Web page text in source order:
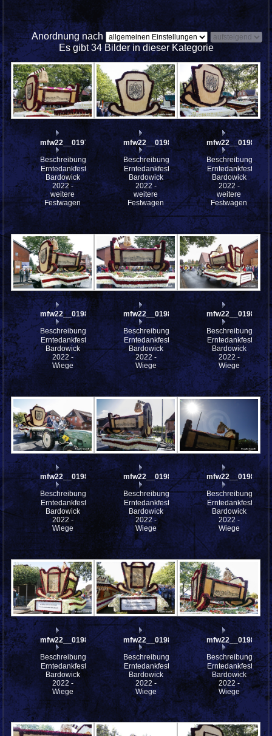
Anordnung nach
Es gibt 34 Bilder in dieser Kategorie
mfw22__0197929
Beschreibung:
Erntedankfest
Bardowick
2022 -
weitere
Festwagen
mfw22__0198173
Beschreibung:
Erntedankfest
Bardowick
2022 -
weitere
Festwagen
mfw22__0198171
Beschreibung:
Erntedankfest
Bardowick
2022 -
weitere
Festwagen
mfw22__0198409
Beschreibung:
Erntedankfest
Bardowick
2022 -
Wiege
mfw22__0198408
Beschreibung:
Erntedankfest
Bardowick
2022 -
Wiege
mfw22__0198407
Beschreibung:
Erntedankfest
Bardowick
2022 -
Wiege
mfw22__0198337
Beschreibung:
Erntedankfest
Bardowick
2022 -
Wiege
mfw22__0198336
Beschreibung:
Erntedankfest
Bardowick
2022 -
Wiege
mfw22__0198335
Beschreibung:
Erntedankfest
Bardowick
2022 -
Wiege
mfw22__0198334
Beschreibung:
Erntedankfest
Bardowick
2022 -
Wiege
mfw22__0198194
Beschreibung:
Erntedankfest
Bardowick
2022 -
Wiege
mfw22__0198190
Beschreibung:
Erntedankfest
Bardowick
2022 -
Wiege